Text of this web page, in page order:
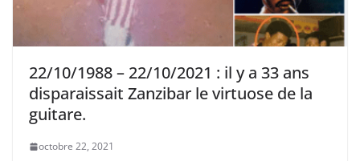
22/10/1988 – 22/10/2021 : il y a 33 ans
disparaissait Zanzibar le virtuose de la
guitare.
octobre 22, 2021